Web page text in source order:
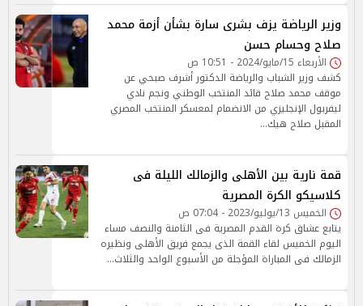
وزير الرياضة يزف بشرى سارة بشأن أزمة محمد
صلاح وحسام حسن
الأربعاء 15/مايو/2024 - 10:51 ص
كشف وزير الشباب والرياضة الدكتور أشرف صبحي عن
موقف محمد صلاح قائد المنتخب الوطني ونجم نادي
ليفربول الإنجليزي من الانضمام لمعسكر المنتخب المصري
المقبل صلاح هيك…
قمة نارية بين الأهلى والزمالك الليلة فى
كلاسيكو الكرة المصرية
الخميس 13/يوليو/2023 - 07:04 ص
يتابع عشاق كرة القدم المصرية فى الثامنة والنصف مساء
اليوم الخميس لقاء القمة الذى يجمع فريق الأهلى ونظيره
الزمالك فى المباراة المؤجلة من الأسبوع الواحد والثلاث…